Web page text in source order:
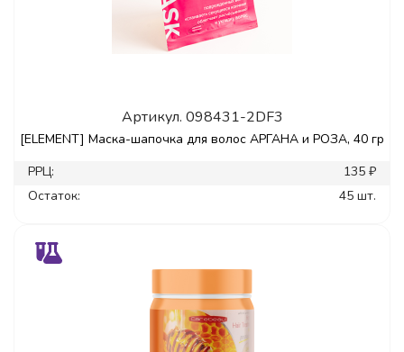
Артикул. 098431-2DF3
[ELEMENT] Маска-шапочка для волос АРГАНА и РОЗА, 40 гр
РРЦ:
135 ₽
Остаток:
45 шт.